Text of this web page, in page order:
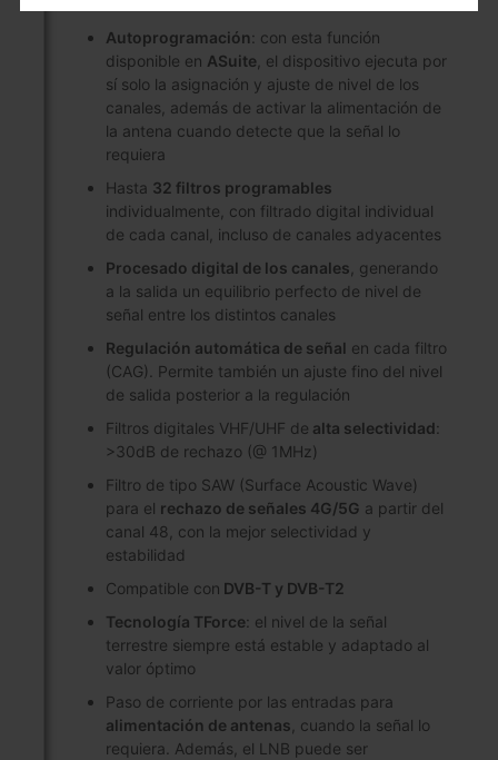
Autoprogramación: con esta función
disponible en ASuite , el dispositivo ejecuta por
sí solo la asignación y ajuste de nivel de los
canales, además de activar la alimentación de
la antena cuando detecte que la señal lo
requiera
Hasta 32 filtros programables
individualmente, con filtrado digital individual
de cada canal, incluso de canales adyacentes
Procesado digital de los canales , generando
a la salida un equilibrio perfecto de nivel de
señal entre los distintos canales
Regulación automática de señal en cada filtro
(CAG). Permite también un ajuste fino del nivel
de salida posterior a la regulación
Filtros digitales VHF/UHF de alta selectividad:
>30dB de rechazo (@ 1MHz)
Filtro de tipo SAW (Surface Acoustic Wave)
para el rechazo de señales 4G/5G a partir del
canal 48, con la mejor selectividad y
estabilidad
Compatible con DVB-T y DVB-T2
Tecnología TForce: el nivel de la señal
terrestre siempre está estable y adaptado al
valor óptimo
Paso de corriente por las entradas para
alimentación de antenas , cuando la señal lo
requiera. Además, el LNB puede ser